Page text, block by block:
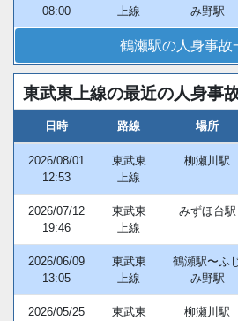
08:00
上線
み野駅
鶴瀬駅の人身事故
東武東上線の最近の人身事
日時 路線 場所
2026/08/01
12:53
東武東
上線
柳瀬川駅
2026/07/12
19:46
東武東
上線
みずほ台駅
2026/06/09
13:05
東武東
上線
鶴瀬駅〜ふ
み野駅
2026/05/25
東武東
柳瀬川駅